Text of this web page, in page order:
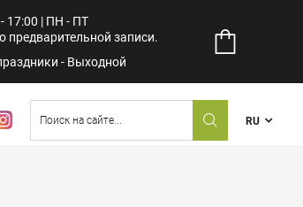
17:00 | ПН - ПТ
предварительной записи.
- Выходной
RU